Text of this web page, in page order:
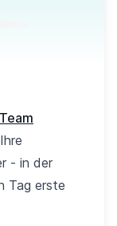
- in der
Tag erste